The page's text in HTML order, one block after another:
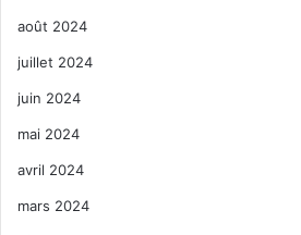
août 2024
juillet 2024
juin 2024
mai 2024
avril 2024
mars 2024